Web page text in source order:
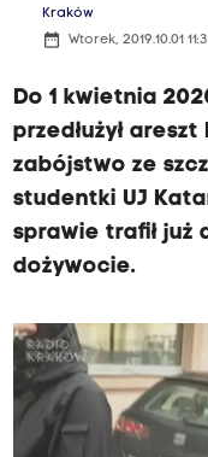
Kraków
date_range Wtorek, 2019.10.01
Do 1 kwietnia
przedłużył
zabójstwo ze
studentki UJ
sprawie trafił już
dożywocie.